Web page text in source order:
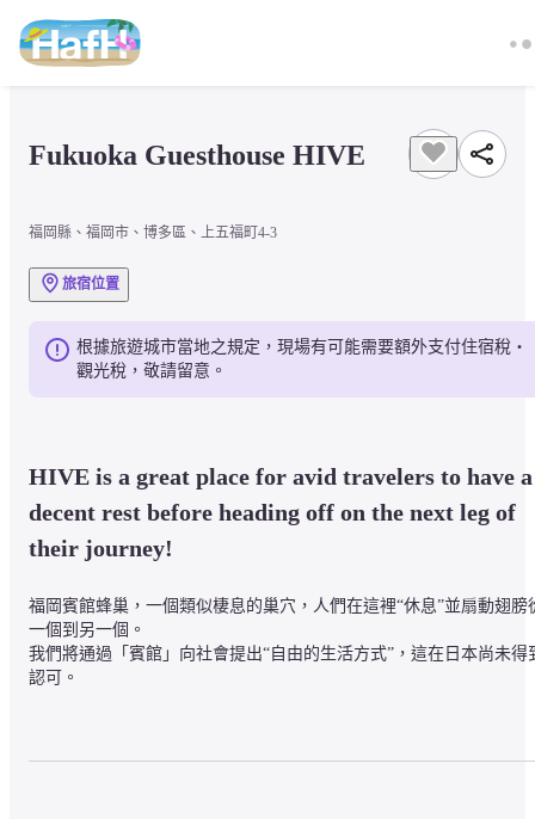
Fukuoka Guesthouse HIVE
福岡縣、福岡市、博多區、上五福町4-3
旅宿位置
根據旅遊城市當地之規定，現場有可能需要額外支付住宿稅・
觀光稅，敬請留意。
HIVE is a great place for avid travelers to have a
decent rest before heading off on the next leg of
their journey!
福岡賓館蜂巢，一個類似棲息的巢穴，人們在這裡“休息”並扇動翅膀
一個到另一個。
我們將通過「賓館」向社會提出“自由的生活方式”，這在日本尚未得
認可。
■地區